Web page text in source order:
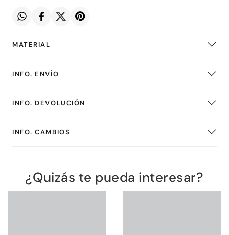
MATERIAL
INFO. ENVÍO
INFO. DEVOLUCIÓN
INFO. CAMBIOS
¿Quizás te pueda interesar?